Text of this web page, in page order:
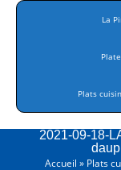
La
Plats
2021-09-18-
Accueil » Plats